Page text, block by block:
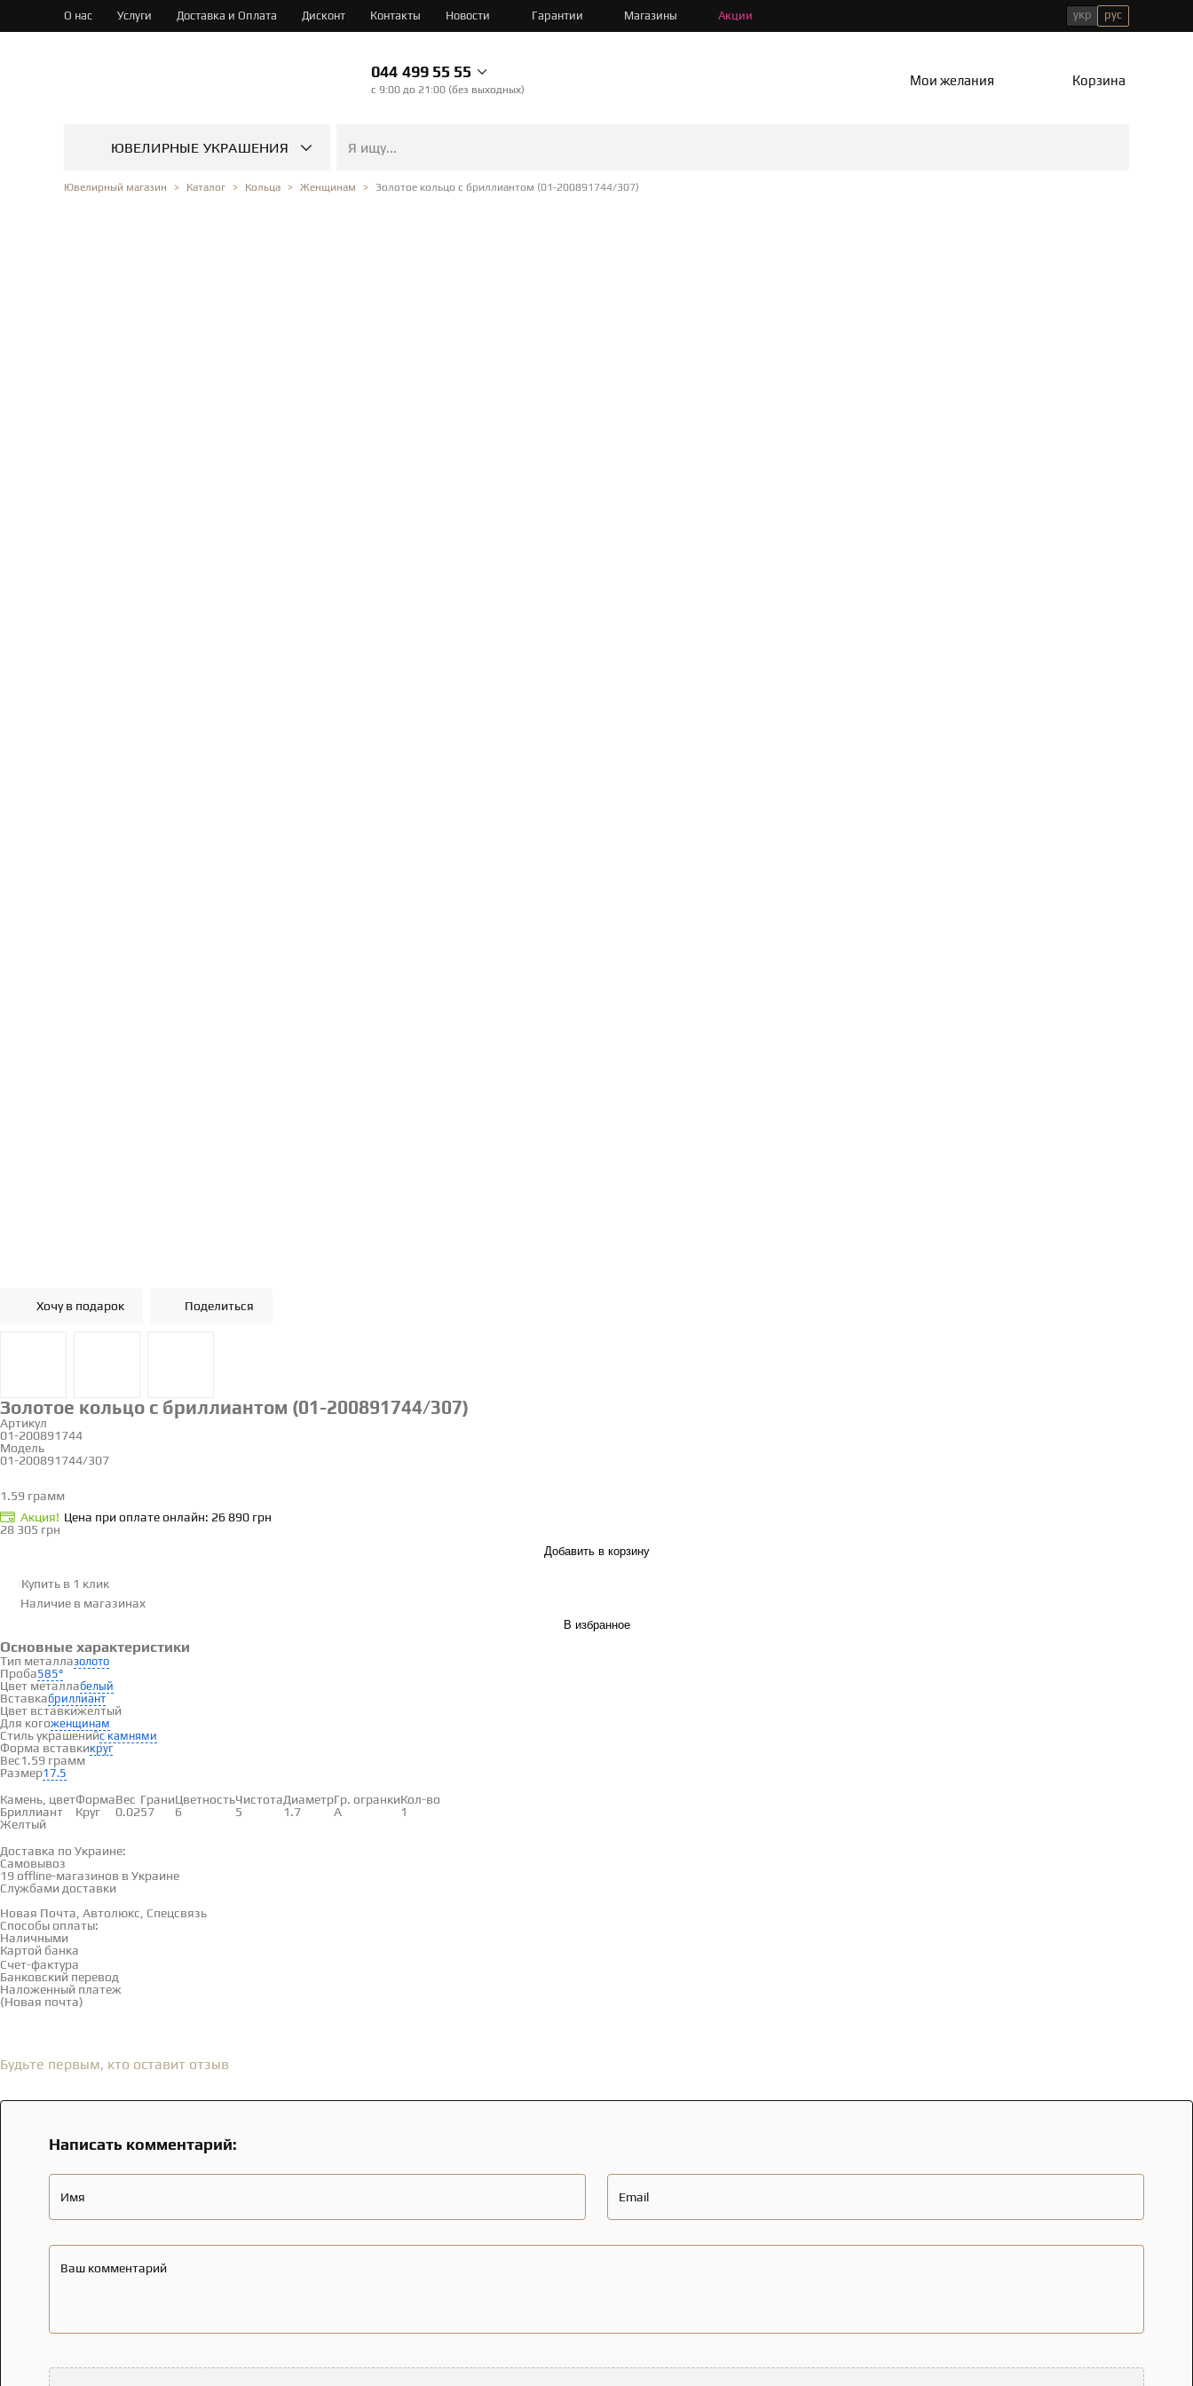
О нас Услуги Доставка и Оплата Дисконт Контакты Новости Гарантии Магазины Акции укр рус
044 499 55 55
c 9:00 до 21:00 (без выходных)
Мои желания Корзина
ЮВЕЛИРНЫЕ УКРАШЕНИЯ
Ювелирный магазин Каталог Кольца Женщинам Золотое кольцо с бриллиантом (01-200891744/307)
Хочу в подарок Поделиться
Золотое кольцо с бриллиантом (01-200891744/307)
Артикул
01-200891744
Модель
01-200891744/307
1.59 грамм
Акция! Цена при оплате онлайн: 26 890 грн
28 305 грн
Добавить в корзину
Купить в 1 клик
Наличие в магазинах
В избранное
Основные характеристики
Тип металлазолото
Проба585°
Цвет металлабелый
Вставкабриллиант
Цвет вставкижелтый
Для когоженщинам
Стиль украшенийс камнями
Форма вставкикруг
Вес1.59 грамм
Размер17.5
Вставки
Камень, цветФормаВес ГраниЦветностьЧистотаДиаметрГр. огранкиКол-во
Бриллиант
Желтый
Круг 0.0257 6 5 1.7 А 1
Доставка по Украине:
Самовывоз
19 offline-магазинов в Украине
Службами доставки
Новая Почта, Автолюкс, Спецсвязь
Способы оплаты:
Наличными
Картой банка
Счет-фактура
Банковский перевод
Наложенный платеж
(Новая почта)
Будьте первым, кто оставит отзыв
Написать комментарий:
Имя Email
Ваш комментарий